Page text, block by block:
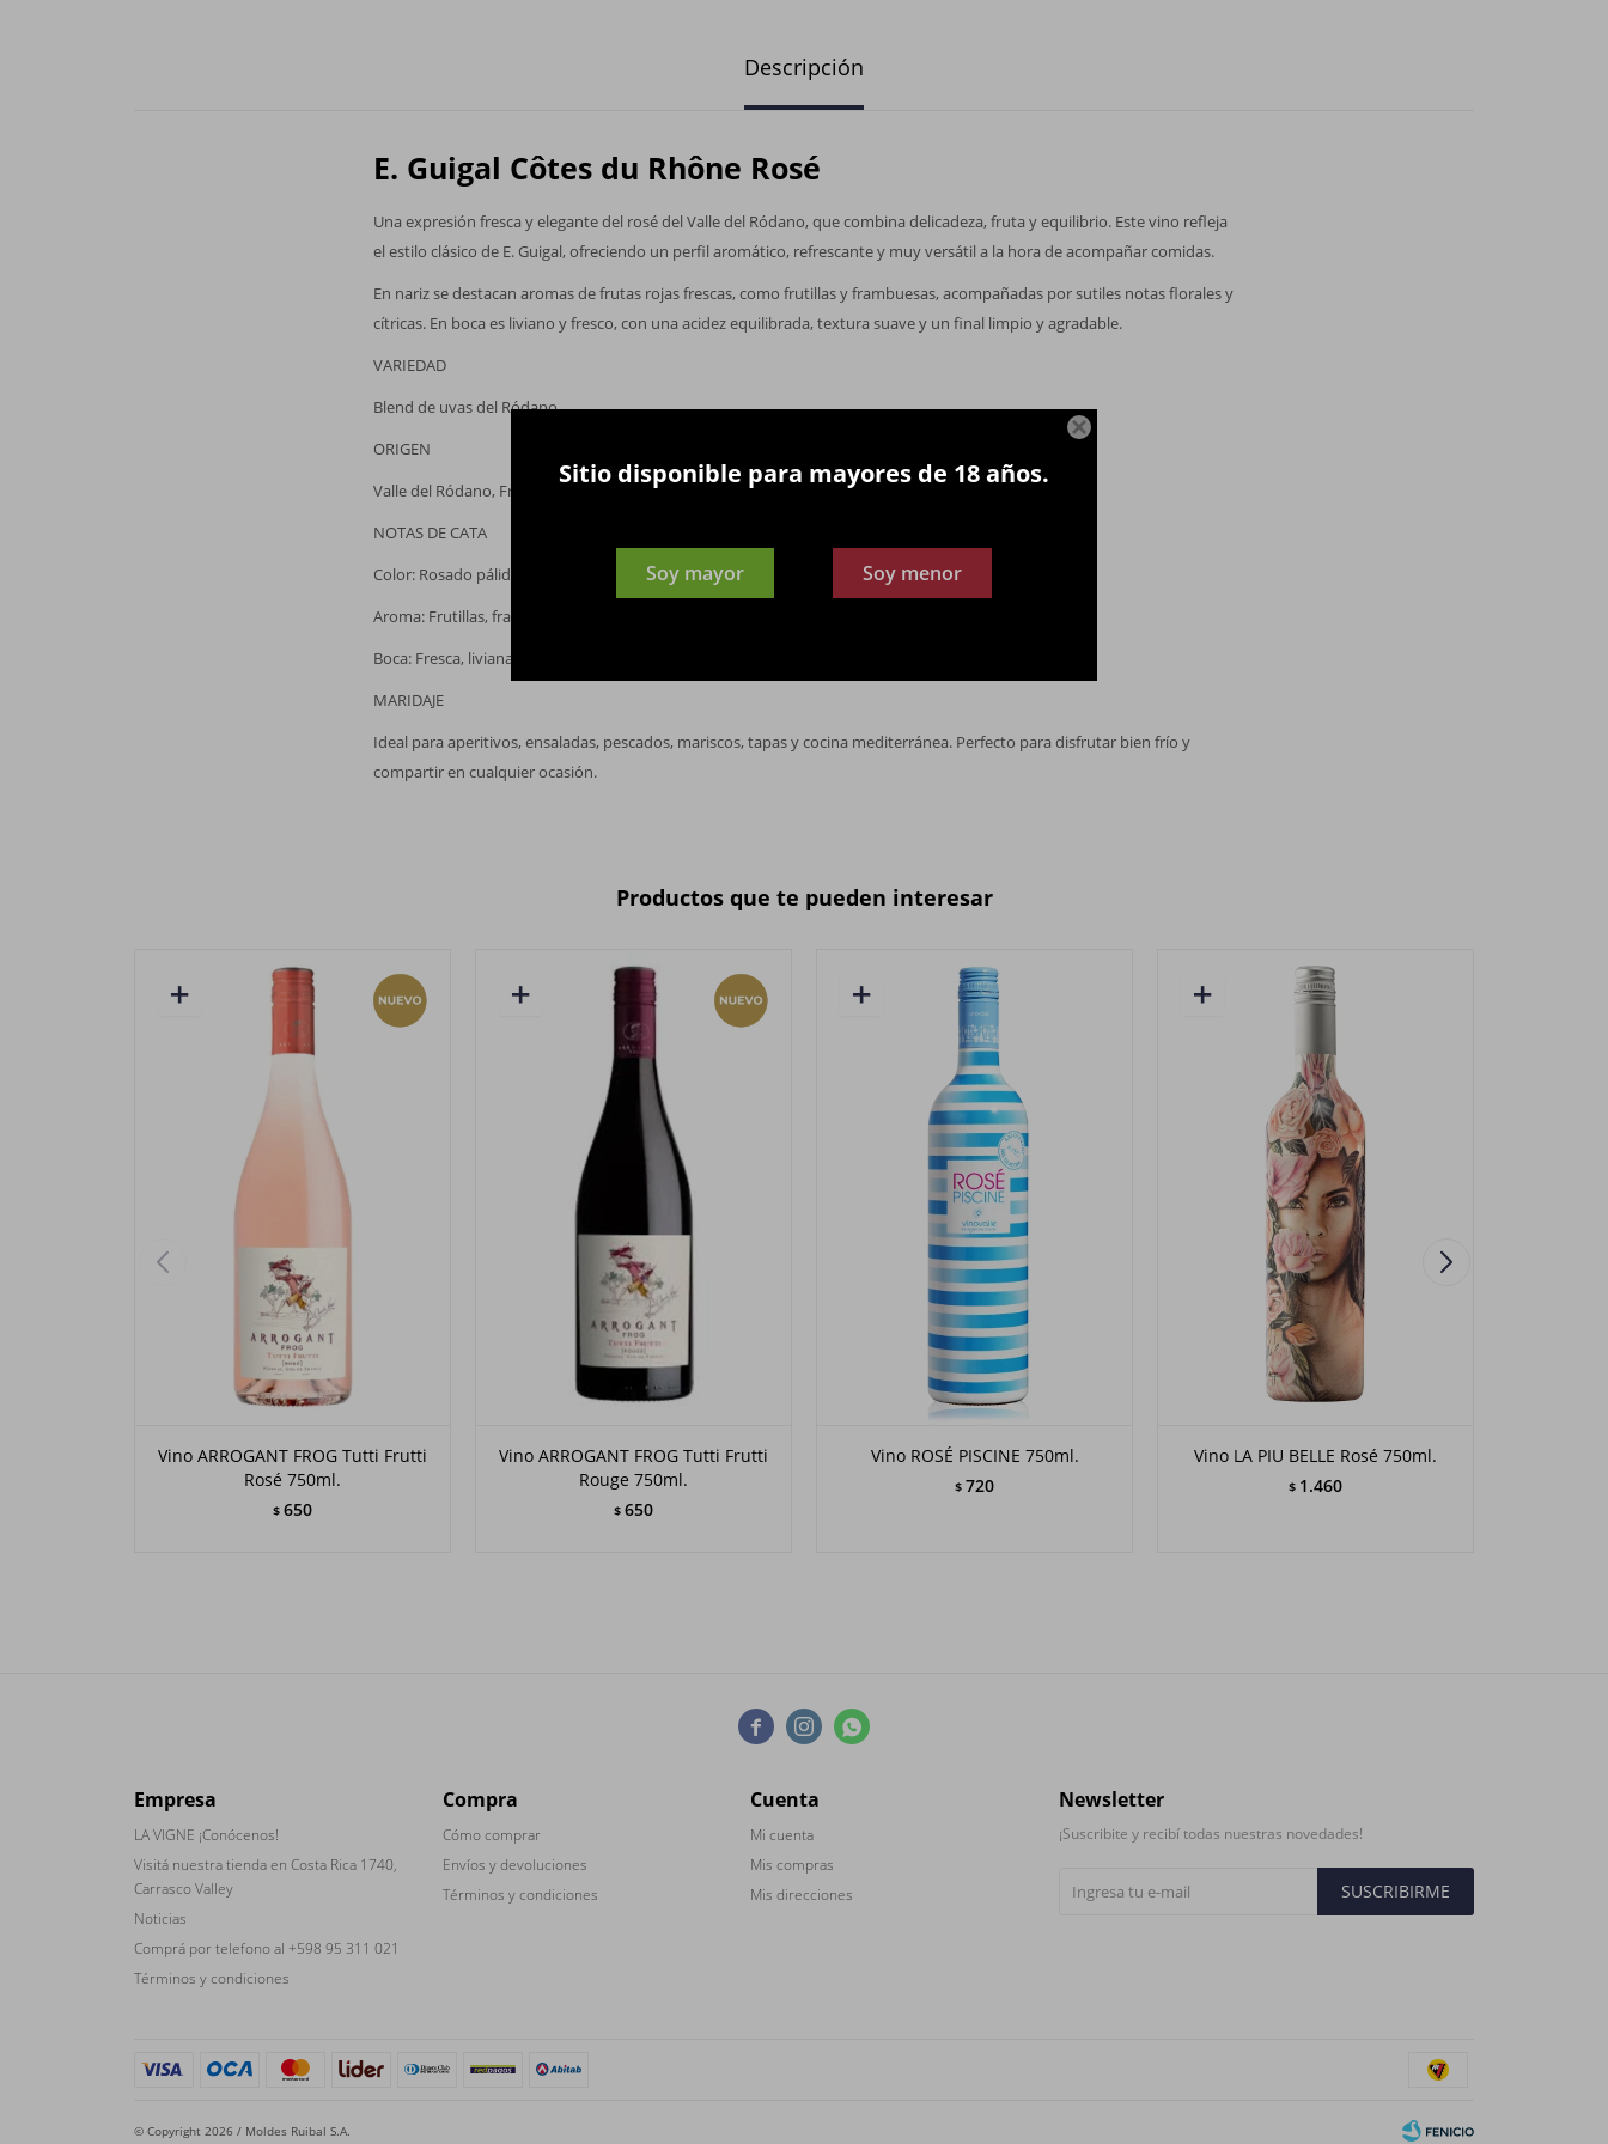

Sitio disponible para mayores de 18 años.
Soy mayor Soy menor
Descripción
E. Guigal Côtes du Rhône Rosé
Una expresión fresca y elegante del rosé del Valle del Ródano, que combina delicadeza, fruta y equilibrio. Este vino refleja
el estilo clásico de E. Guigal, ofreciendo un perfil aromático, refrescante y muy versátil a la hora de acompañar comidas.
En nariz se destacan aromas de frutas rojas frescas, como frutillas y frambuesas, acompañadas por sutiles notas florales y
cítricas. En boca es liviano y fresco, con una acidez equilibrada, textura suave y un final limpio y agradable.
VARIEDAD
Blend de uvas del Ródano
ORIGEN
Valle del Ródano, Francia
NOTAS DE CATA
Color: Rosado pálido y brillante
Aroma: Frutillas, frambuesas, notas florales y cítricas
Boca: Fresca, liviana, equilibrada, de textura suave y final limpio
MARIDAJE
Ideal para aperitivos, ensaladas, pescados, mariscos, tapas y cocina mediterránea. Perfecto para disfrutar bien frío y
compartir en cualquier ocasión.
Productos que te pueden interesar
Vino ARROGANT FROG Tutti Frutti
Rosé 750ml.
$ 650
Vino ARROGANT FROG Tutti Frutti
Rouge 750ml.
$ 650
Vino ROSÉ PISCINE 750ml.
$ 720
Vino LA PIU BELLE Rosé 750ml.
$ 1.460
  
Empresa
LA VIGNE ¡Conócenos!
Visitá nuestra tienda en Costa Rica 1740,
Carrasco Valley
Noticias
Comprá por telefono al +598 95 311 021
Términos y condiciones
Compra
Cómo comprar
Envíos y devoluciones
Términos y condiciones
Cuenta
Mi cuenta
Mis compras
Mis direcciones
Newsletter
¡Suscribite y recibí todas nuestras novedades!
SUSCRIBIRME
© Copyright 2026 / Moldes Ruibal S.A.